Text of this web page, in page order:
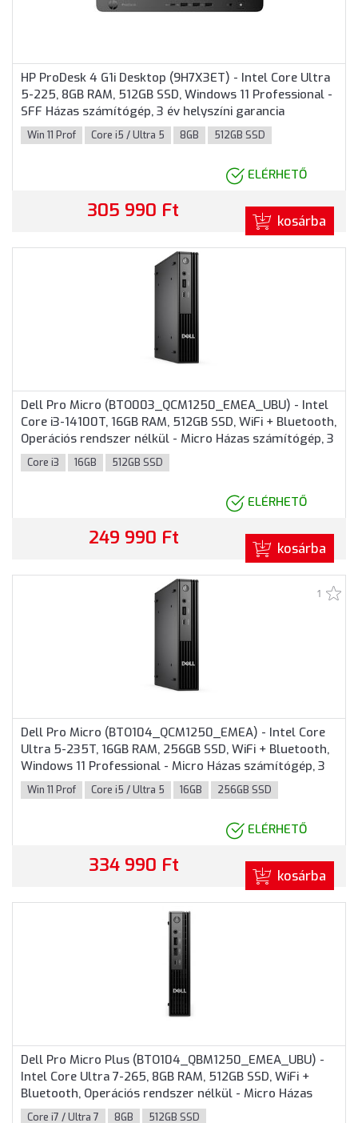
HP ProDesk 4 G1i Desktop (9H7X3ET) - Intel Core Ultra
5-225, 8GB RAM, 512GB SSD, Windows 11 Professional -
SFF Házas számítógép, 3 év helyszíni garancia
Win 11 Prof Core i5 / Ultra 5 8GB 512GB SSD
ELÉRHETŐ
305 990 Ft kosárba
Dell Pro Micro (BTO003_QCM1250_EMEA_UBU) - Intel
Core i3-14100T, 16GB RAM, 512GB SSD, WiFi + Bluetooth,
Operációs rendszer nélkül - Micro Házas számítógép, 3
év helyszíni garancia
Core i3 16GB 512GB SSD
ELÉRHETŐ
249 990 Ft kosárba
1
Dell Pro Micro (BTO104_QCM1250_EMEA) - Intel Core
Ultra 5-235T, 16GB RAM, 256GB SSD, WiFi + Bluetooth,
Windows 11 Professional - Micro Házas számítógép, 3
év helyszíni garancia
Win 11 Prof Core i5 / Ultra 5 16GB 256GB SSD
ELÉRHETŐ
334 990 Ft kosárba
Dell Pro Micro Plus (BTO104_QBM1250_EMEA_UBU) -
Intel Core Ultra 7-265, 8GB RAM, 512GB SSD, WiFi +
Bluetooth, Operációs rendszer nélkül - Micro Házas
számítógép, 3 év helyszíni garancia
Core i7 / Ultra 7 8GB 512GB SSD